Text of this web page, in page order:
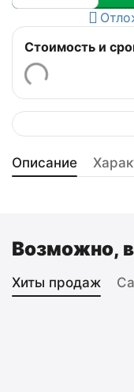
Стоимость и
Описание
Возможно,
Хиты продаж